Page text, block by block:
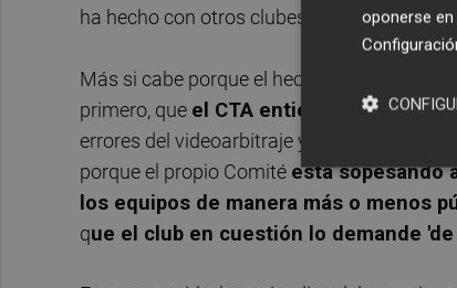
ha hecho con otros clubes". Un disparate.
Más si cabe porque el hecho de no
primero, que el CTA entiende que
errores del videoarbitraje y la confusión
porque el propio Comité está sopesando
los equipos de manera más o menos
que el club en cuestión lo demande
oponerse en